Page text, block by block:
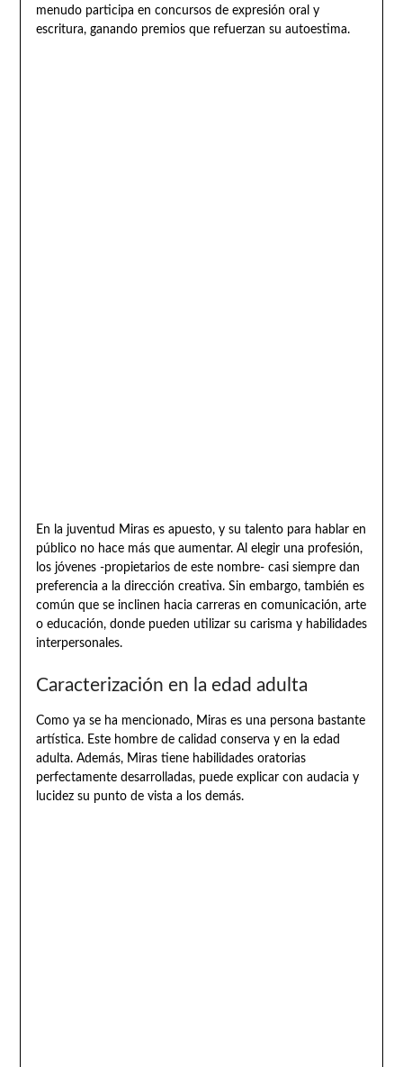
menudo participa en concursos de expresión oral y
escritura, ganando premios que refuerzan su autoestima.
En la juventud Miras es apuesto, y su talento para hablar en
público no hace más que aumentar. Al elegir una profesión,
los jóvenes -propietarios de este nombre- casi siempre dan
preferencia a la dirección creativa. Sin embargo, también es
común que se inclinen hacia carreras en comunicación, arte
o educación, donde pueden utilizar su carisma y habilidades
interpersonales.
Caracterización en la edad adulta
Como ya se ha mencionado, Miras es una persona bastante
artística. Este hombre de calidad conserva y en la edad
adulta. Además, Miras tiene habilidades oratorias
perfectamente desarrolladas, puede explicar con audacia y
lucidez su punto de vista a los demás.